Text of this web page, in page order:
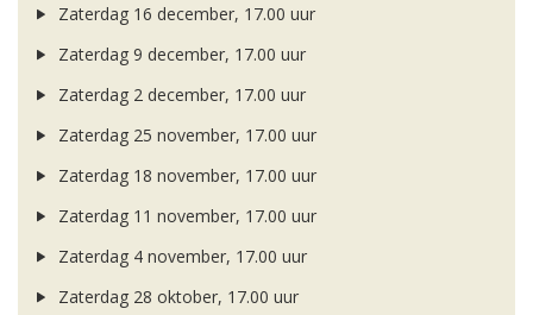
Zaterdag 16 december, 17.00 uur
Zaterdag 9 december, 17.00 uur
Zaterdag 2 december, 17.00 uur
Zaterdag 25 november, 17.00 uur
Zaterdag 18 november, 17.00 uur
Zaterdag 11 november, 17.00 uur
Zaterdag 4 november, 17.00 uur
Zaterdag 28 oktober, 17.00 uur